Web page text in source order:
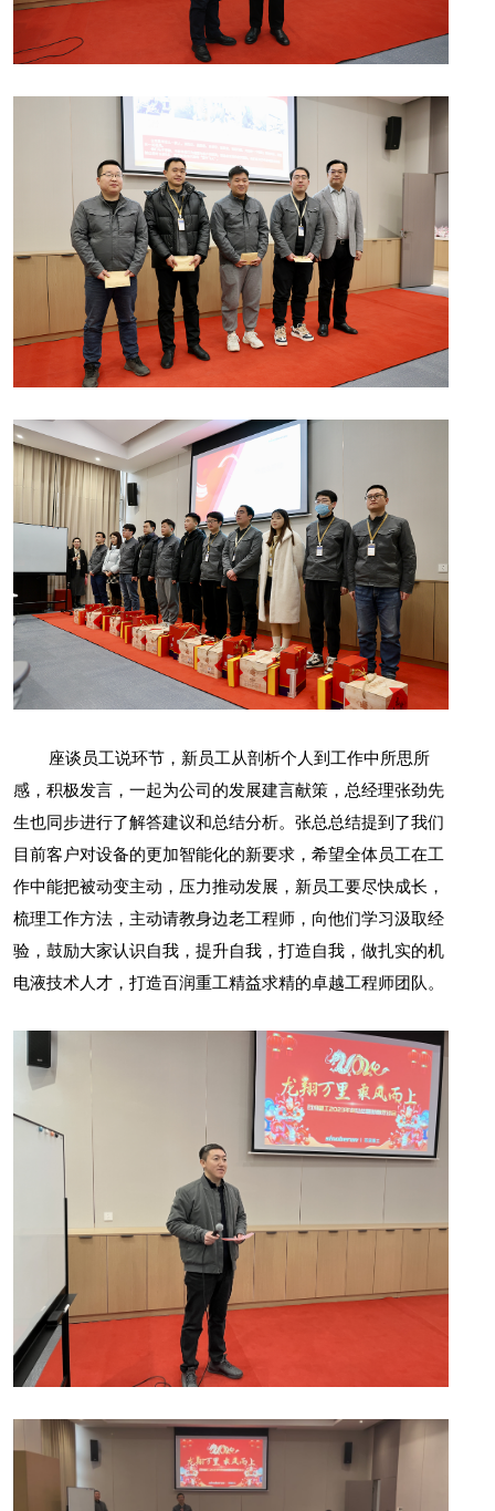
座谈员工说环节，新员工从剖析个人到工作中所思所
感，积极发言，一起为公司的发展建言献策，总经理张劲先
生也同步进行了解答建议和总结分析。张总总结提到了我们
目前客户对设备的更加智能化的新要求，希望全体员工在工
作中能把被动变主动，压力推动发展，新员工要尽快成长，
梳理工作方法，主动请教身边老工程师，向他们学习汲取经
验，鼓励大家认识自我，提升自我，打造自我，做扎实的机
电液技术人才，打造百润重工精益求精的卓越工程师团队。